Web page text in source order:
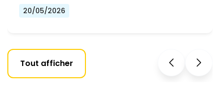
20/05/2026
Tout afficher